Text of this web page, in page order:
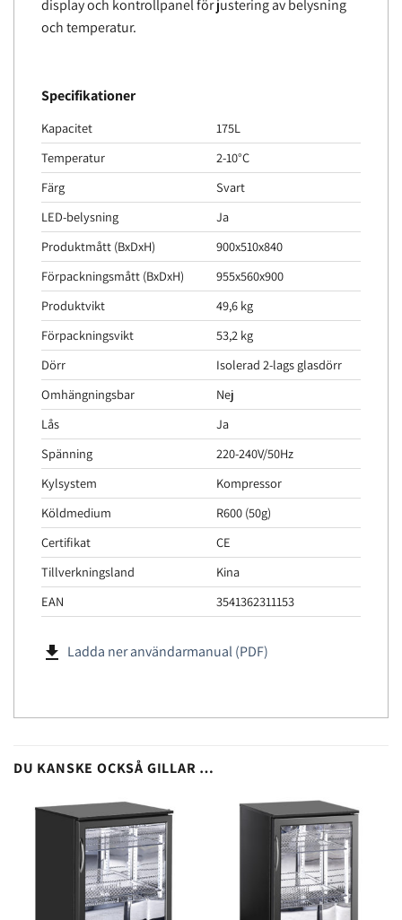
display och kontrollpanel för justering av belysning
och temperatur.
Specifikationer
Kapacitet
175L
Temperatur
2-10°C
Färg
Svart
LED-belysning
Ja
Produktmått (BxDxH)
900x510x840
Förpackningsmått (BxDxH)
955x560x900
Produktvikt
49,6 kg
Förpackningsvikt
53,2 kg
Dörr
Isolerad 2-lags glasdörr
Omhängningsbar
Nej
Lås
Ja
Spänning
220-240V/50Hz
Kylsystem
Kompressor
Köldmedium
R600 (50g)
Certifikat
CE
Tillverkningsland
Kina
EAN
3541362311153
file_download Ladda ner användarmanual (PDF)
DU KANSKE OCKSÅ GILLAR …